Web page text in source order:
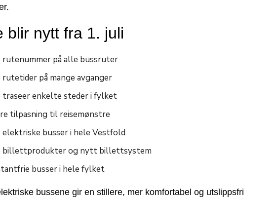
blir nytt fra 1. juli
rutenummer på alle bussruter
rutetider på mange avganger
traseer enkelte steder i fylket
tilpasning til reisemønstre
elektriske busser i hele Vestfold
billettprodukter og nytt billettsystem
busser i hele fylket
bussene gir en stillere, mer komfortabel og utslippsfri